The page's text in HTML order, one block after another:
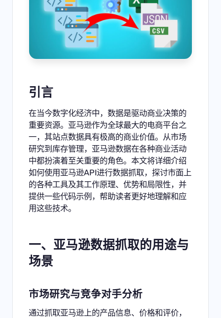
引言
在当今数字化经济中，数据是驱动商业决策的
重要资源。亚马逊作为全球最大的电商平台之
一，其站点数据具有极高的商业价值。从市场
研究到库存管理，亚马逊数据在各种商业活动
中都扮演着至关重要的角色。本文将详细介绍
如何使用亚马逊API进行数据抓取，探讨市面上
的各种工具及其工作原理、优势和局限性，并
提供一些代码示例，帮助读者更好地理解和应
用这些技术。
一、 亚马逊数据抓取的用途与
场景
市场研究与竞争对手分析
通过抓取亚马逊上的产品信息、价格和评价，